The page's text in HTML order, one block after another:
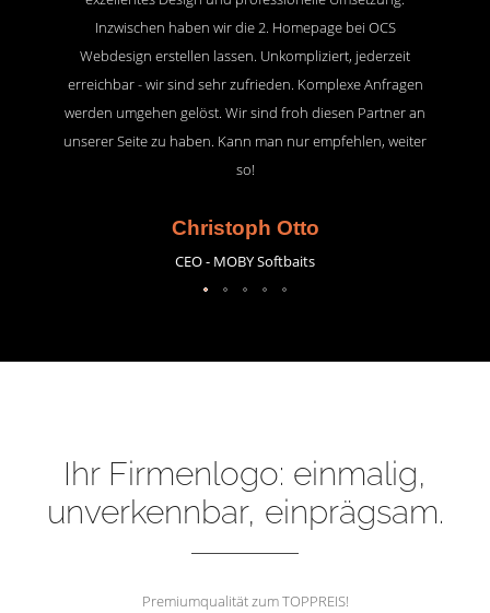
Inzwischen haben wir die 2. Homepage bei OCS
Webdesign erstellen lassen. Unkompliziert, jederzeit
erreichbar - wir sind sehr zufrieden. Komplexe Anfragen
werden umgehen gelöst. Wir sind froh diesen Partner an
unserer Seite zu haben. Kann man nur empfehlen, weiter
so!
Christoph Otto
CEO - MOBY Softbaits
Ihr Firmenlogo: einmalig,
unverkennbar, einprägsam.
Premiumqualität zum TOPPREIS!